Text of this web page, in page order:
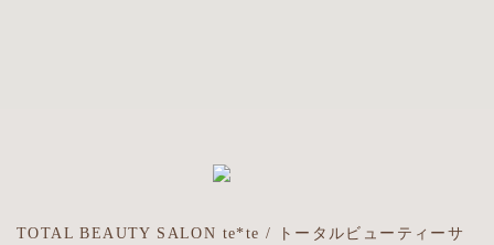
TOTAL BEAUTY SALON te*te / トータルビューティーサ